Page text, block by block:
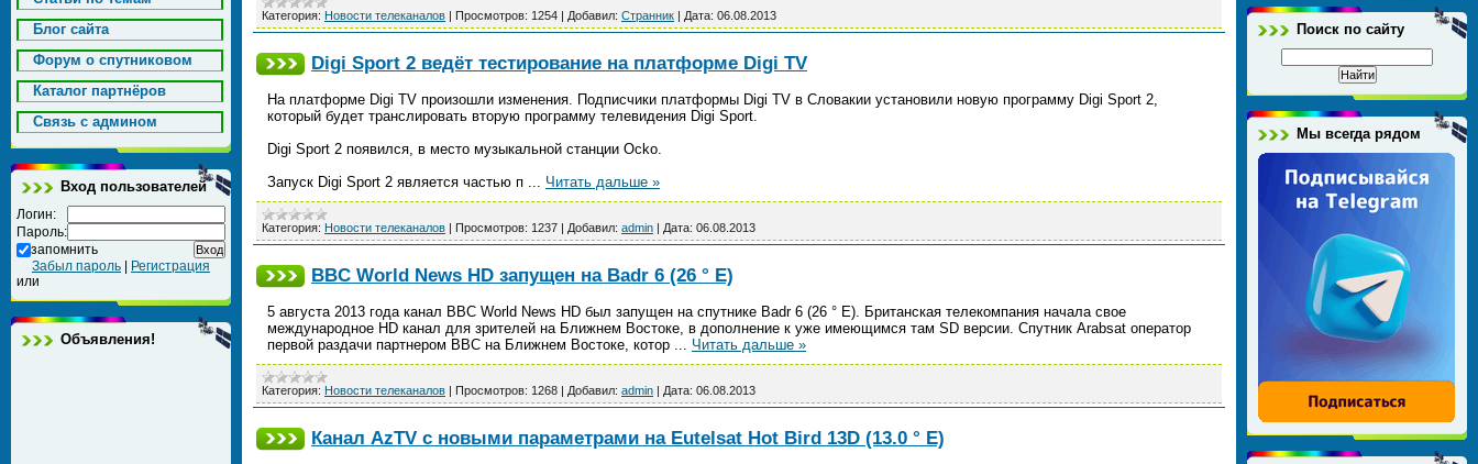
Блог сайта
Форум о спутниковом
Каталог партнёров
Cвязь с админом
Вход пользователей
Логин:
Пароль:
запомнить
Забыл пароль
Регистрация
или
Объявления!
Категория: Новости телеканалов | Просмотров: 1254 | Добавил: Странник | Дата: 06.08.2013
Digi Sport 2 ведёт тестирование на платформе Digi TV
На платформе Digi TV произошли изменения. Подписчики платформы Digi TV в Словакии установили новую программу Digi Sport 2,
который будет транслировать вторую программу телевидения Digi Sport.
Digi Sport 2 появился, в место музыкальной станции Ocko.
Запуск Digi Sport 2 является частью п ... Читать дальше »
Категория: Новости телеканалов | Просмотров: 1237 | Добавил: admin | Дата: 06.08.2013
BBC World News HD запущен на Badr 6 (26 ° E)
5 августа 2013 года канал BBC World News HD был запущен на спутнике Badr 6 (26 ° E). Британская телекомпания начала свое
международное HD канал для зрителей на Ближнем Востоке, в дополнение к уже имеющимся там SD версии. Спутник Arabsat оператор
первой раздачи партнером BBC на Ближнем Востоке, котор ... Читать дальше »
Категория: Новости телеканалов | Просмотров: 1268 | Добавил: admin | Дата: 06.08.2013
Канал AzTV с новыми параметрами на Eutelsat Hot Bird 13D (13.0 ° E)
Поиск по сайту
Мы всегда рядом